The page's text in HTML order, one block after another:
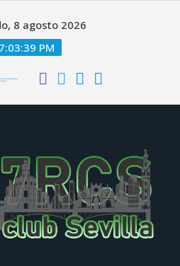
8 agosto 2026
7:03:40 PM